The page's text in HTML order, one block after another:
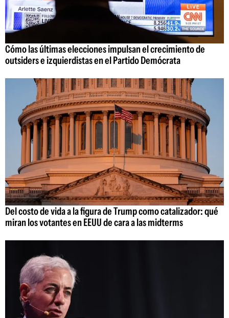
Cómo las últimas elecciones impulsan el crecimiento de
outsiders e izquierdistas en el Partido Demócrata
Del costo de vida a la figura de Trump como catalizador: qué
miran los votantes en EEUU de cara a las midterms